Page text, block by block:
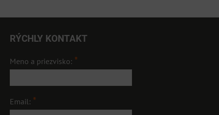
RÝCHLY KONTAKT
Meno a priezvisko: *
Email: *